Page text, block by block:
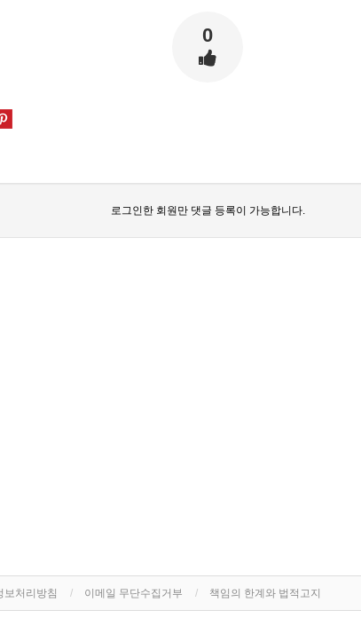
0
로그인한 회원만 댓글 등록이 가능합니다.
보처리방침 이메일 무단수집거부 책임의 한계와 법적고지